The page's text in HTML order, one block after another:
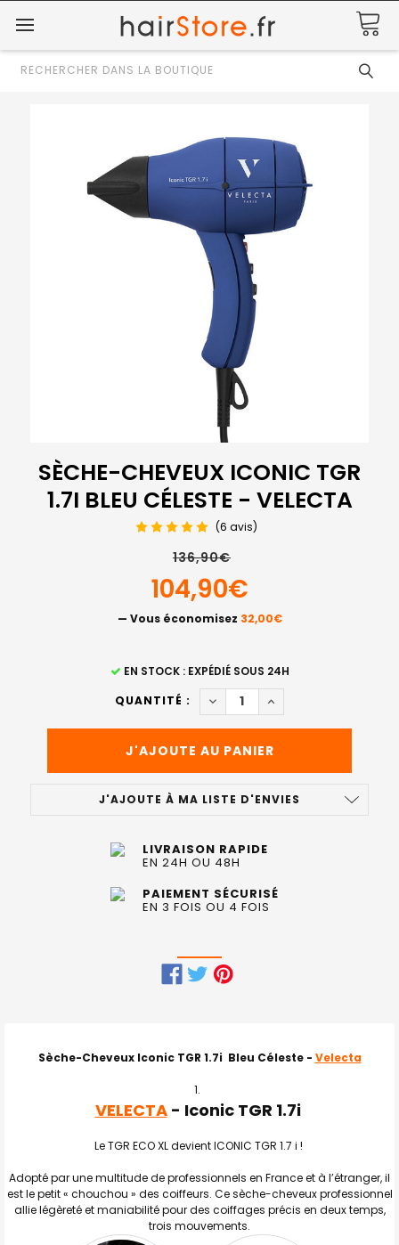
Rechercher
SÈCHE-CHEVEUX ICONIC TGR
1.7I BLEU CÉLESTE - VELECTA
(6 avis)
136,90€
104,90€
— Vous économisez 32,00€
EN STOCK : EXPÉDIÉ SOUS 24H
QUANTITÉ :
DIMINUER LA QUANTITÉ DE
AUGMENTER LA
J'AJOUTE À MA LISTE D'ENVIES
LIVRAISON RAPIDE
EN 24H OU 48H
PAIEMENT SÉCURISÉ
EN 3 FOIS OU 4 FOIS
ENSEMBLE
TOUT
LA
SÉLECTION
AU PANIER
Sèche-Cheveux Iconic TGR 1.7i Bleu Céleste - Velecta
VELECTA- Iconic TGR 1.7i
Le TGR ECO XL devient ICONIC TGR 1.7 i !
Adopté par une multitude de professionnels en France et à l’étranger, il
est le petit « chouchou » des coiffeurs. Ce sèche-cheveux professionnel
allie légèreté et maniabilité pour des coiffages précis en deux temps,
trois mouvements.